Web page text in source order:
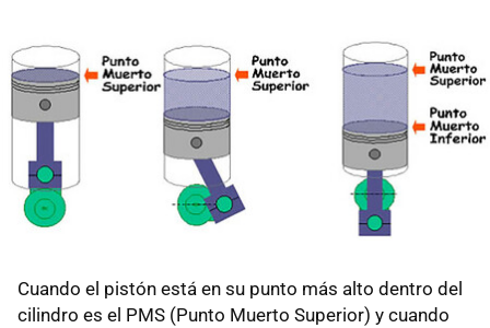
Cuando el pistón está en su punto más alto dentro del
cilindro es el PMS (Punto Muerto Superior) y cuando